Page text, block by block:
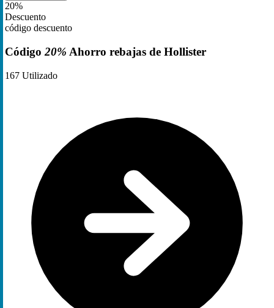
20%
Descuento
código descuento
Código 20% Ahorro rebajas de Hollister
167 Utilizado